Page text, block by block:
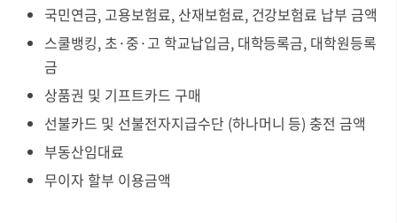
국민연금, 고용보험료, 산재보험료, 건강보험료 납부 금액
스쿨뱅킹, 초·중·고 학교납입금, 대학등록금, 대학원등록
금
상품권 및 기프트카드 구매
선불카드 및 선불전자지급수단 (하나머니 등) 충전 금액
부동산임대료
무이자 할부 이용금액